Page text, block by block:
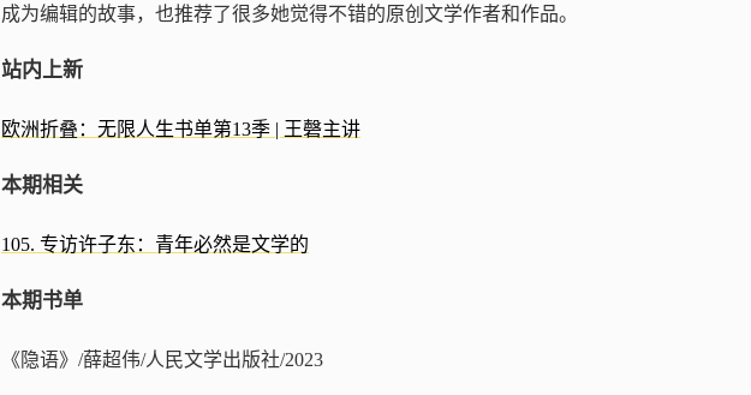
成为编辑的故事，也推荐了很多她觉得不错的原创文学作者和作品。
站内上新
欧洲折叠：无限人生书单第13季 | 王磬主讲
本期相关
105. 专访许子东：青年必然是文学的
本期书单
《隐语》/薛超伟/人民文学出版社/2023